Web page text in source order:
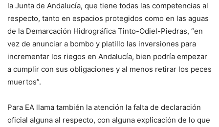
la Junta de Andalucía, que tiene todas las competencias al
respecto, tanto en espacios protegidos como en las aguas
de la Demarcación Hidrográfica Tinto-Odiel-Piedras, “en
vez de anunciar a bombo y platillo las inversiones para
incrementar los riegos en Andalucía, bien podría empezar
a cumplir con sus obligaciones y al menos retirar los peces
muertos”.
Para EA llama también la atención la falta de declaración
oficial alguna al respecto, con alguna explicación de lo que